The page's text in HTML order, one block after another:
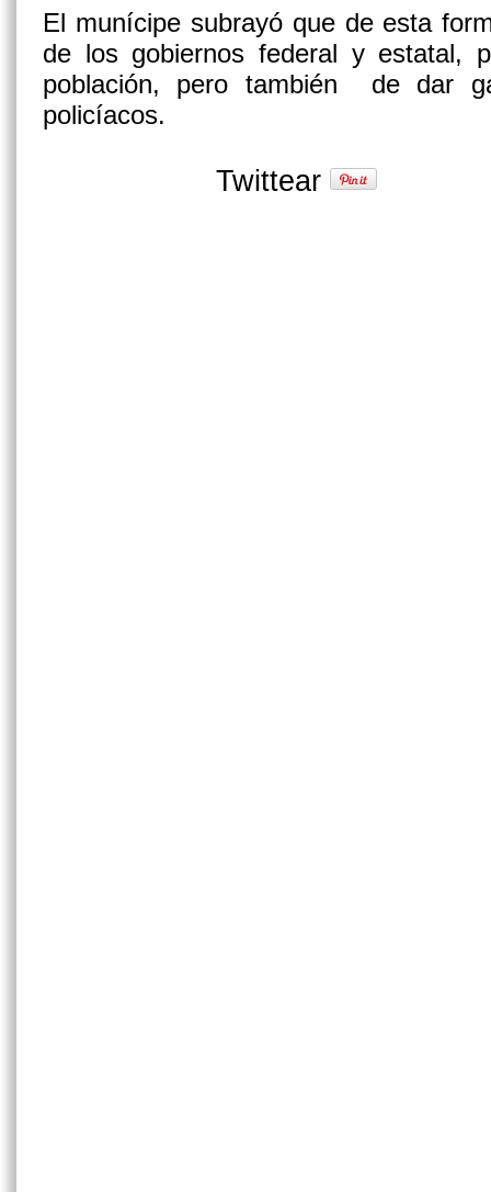
El munícipe subrayó que de esta
de los gobiernos federal y estatal,
población, pero también de dar
policíacos.
Twittear